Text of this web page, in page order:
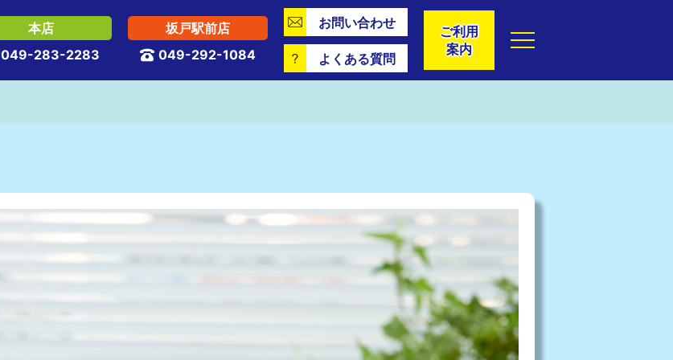
本店
049-283-2283
坂戸駅前店
 049-292-1084
 お問い合わせ
 よくある質問
ご利用
案内